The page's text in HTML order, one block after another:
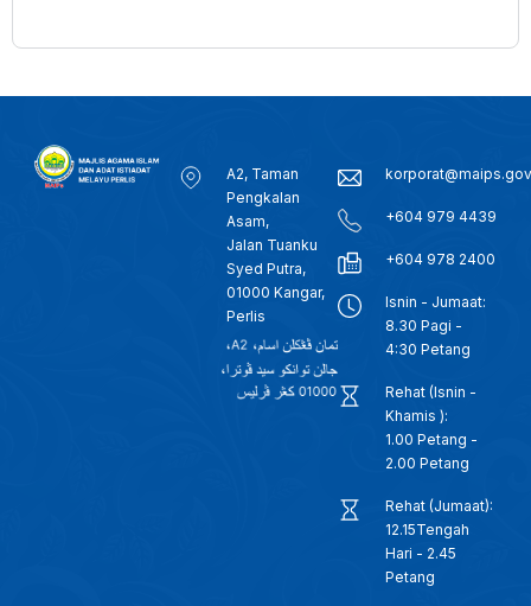
A2, Taman
Pengkalan
Asam,
Jalan Tuanku
Syed Putra,
01000 Kangar,
Perlis
+604 979 4439
+604 978 2400
Isnin - Jumaat:
8.30 Pagi -
4:30 Petang
Rehat (Isnin -
Khamis ):
1.00 Petang -
2.00 Petang
Rehat (Jumaat):
12.15Tengah
Hari - 2.45
Petang